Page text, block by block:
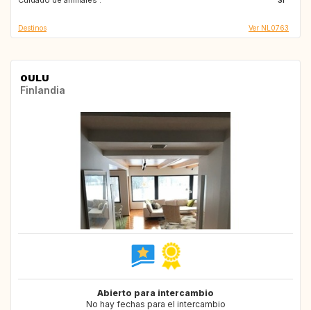
Destinos Ver NL0763
OULU
Finlandia
Abierto para intercambio
No hay fechas para el intercambio